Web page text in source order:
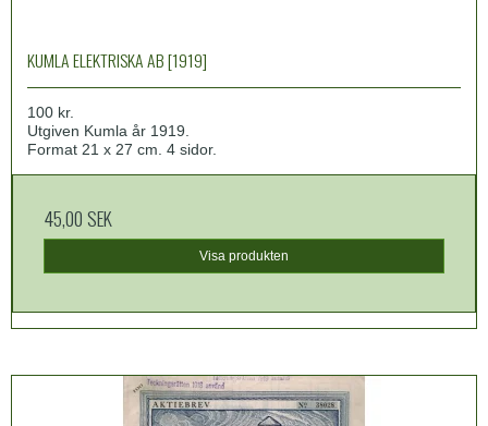
KUMLA ELEKTRISKA AB [1919]
100 kr.
Utgiven Kumla år 1919.
Format 21 x 27 cm. 4 sidor.
45,00 SEK
Visa produkten